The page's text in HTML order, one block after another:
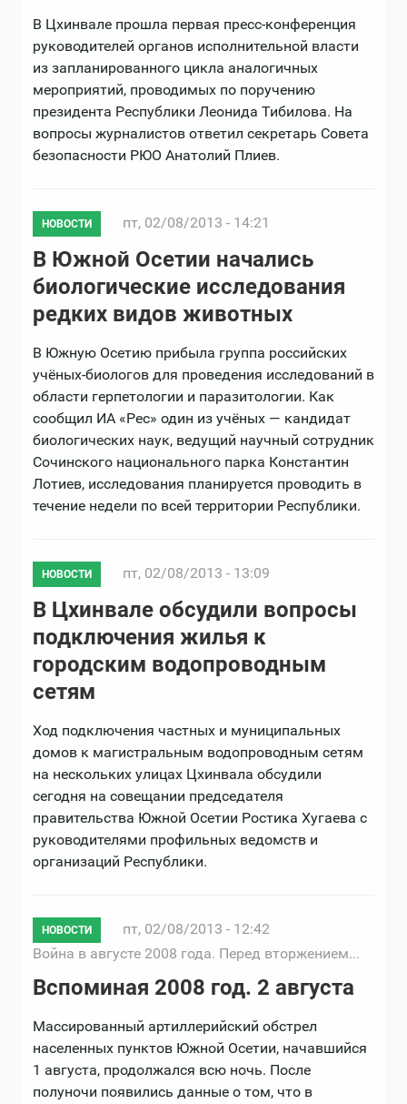
В Цхинвале прошла первая пресс-конференция
руководителей органов исполнительной власти
из запланированного цикла аналогичных
мероприятий, проводимых по поручению
президента Республики Леонида Тибилова. На
вопросы журналистов ответил секретарь Совета
безопасности РЮО Анатолий Плиев.
НОВОСТИ пт, 02/08/2013 - 14:21
В Южной Осетии начались
биологические исследования
редких видов животных
В Южную Осетию прибыла группа российских
учёных-биологов для проведения исследований в
области герпетологии и паразитологии. Как
сообщил ИА «Рес» один из учёных — кандидат
биологических наук, ведущий научный сотрудник
Сочинского национального парка Константин
Лотиев, исследования планируется проводить в
течение недели по всей территории Республики.
НОВОСТИ пт, 02/08/2013 - 13:09
В Цхинвале обсудили вопросы
подключения жилья к
городским водопроводным
сетям
Ход подключения частных и муниципальных
домов к магистральным водопроводным сетям
на нескольких улицах Цхинвала обсудили
сегодня на совещании председателя
правительства Южной Осетии Ростика Хугаева с
руководителями профильных ведомств и
организаций Республики.
НОВОСТИ
пт, 02/08/2013 - 12:42
Война в августе 2008 года. Перед вторжением...
Вспоминая 2008 год. 2 августа
Массированный артиллерийский обстрел
населенных пунктов Южной Осетии, начавшийся
1 августа, продолжался всю ночь. После
полуночи появились данные о том, что в